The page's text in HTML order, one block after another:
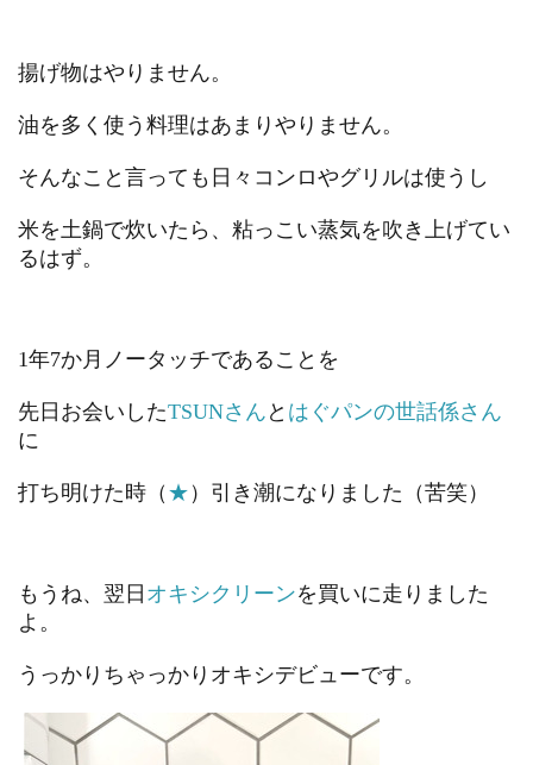
揚げ物はやりません。
油を多く使う料理はあまりやりません。
そんなこと言っても日々コンロやグリルは使うし
米を土鍋で炊いたら、 粘っこい蒸気を吹き上げてい
るはず。
1年7か月ノータッチであることを
先日お会いしたTSUNさん と はぐパンの世話係さん
に
打ち明けた時（ ★ ）引き潮になりました（苦笑）
もうね、翌日 オキシクリーンを買いに走りました
よ。
うっかりちゃっかりオキシデビューです。